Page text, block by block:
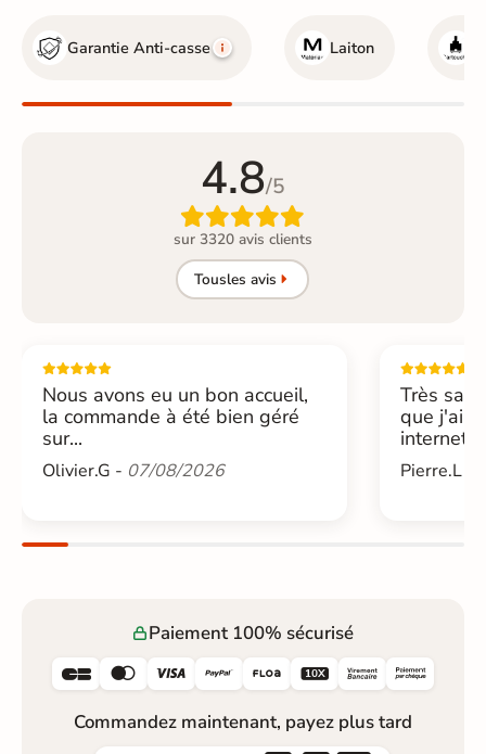
Garantie Anti-casse Laiton
4.8/5

sur 3320 avis clients
Tousles avis
Nous avons eu un bon accueil,
la commande à été bien géré
sur...
Olivier.G - 07/08/2026
Très
que j'ai
internet....
Pierre.L -
Paiement 100% sécurisé
     
Commandez maintenant, payez plus tard